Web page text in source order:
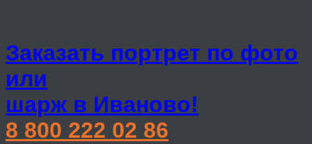
Заказать портрет по фото
или
шарж в Иваново!
8 800 222 02 86